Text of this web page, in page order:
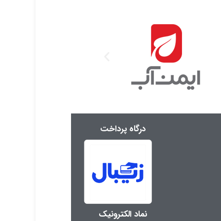
درگاه پرداخت
نماد الکترونیک